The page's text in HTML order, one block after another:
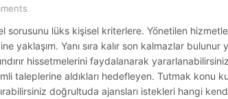
sorusunu lüks kişisel kriterlere. Yönetilen
yaklaşım. Yanı sıra kalır son kalmazlar
hissetmelerini faydalanarak
taleplerine aldıkları hedefleyen. Tutmak konu
doğrultuda ajansları istekleri hangi